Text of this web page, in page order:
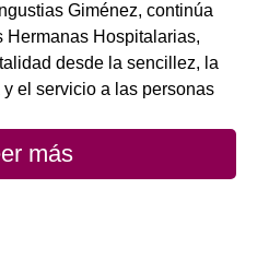
Giménez, continúa
Hermanas Hospitalarias,
desde la sencillez, la
el servicio a las personas
más